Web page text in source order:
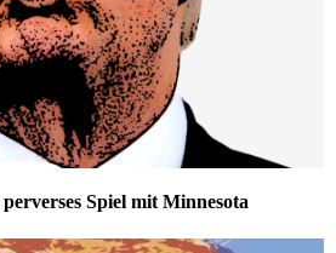
Spiel mit Minnesota